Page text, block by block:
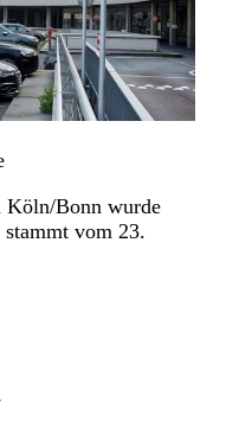
Köln/Bonn wurde
vom 23.